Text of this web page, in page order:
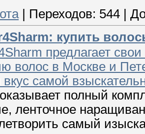
| Переходов: 544 |
купить
предлагает
волос в Москве и
самой
полный
ленточное
самый